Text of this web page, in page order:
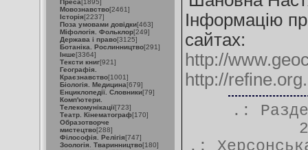
Преса[1895]
Мовознавство[2461]
Історія[2237]
Поза умовами довідки[463]
Міфологія. Фольклор[249]
Держава і право[3125]
Ботаніка. Рослинництво[291]
Інше[3364]
Тексти книг[921]
Географія.
Краєзнавство[1001]
Біологія. Медицина[679]
Енциклопедії. Словники[79]
Комп'ютери.
Телекомунікації[723]
Театр. Кінематограф[170]
Образотворче
мистецтво[288]
Філософія. Релігія[747]
Зоологія. Тваринництво[180]
Інформацію
сайтах:
http://
http://
.: